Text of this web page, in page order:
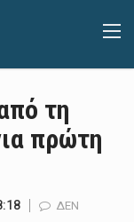
τη
πρώτη
ΔΕΝ